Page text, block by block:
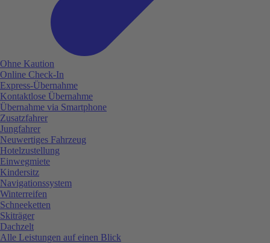
Ohne Kaution
Online Check-In
Express-Übernahme
Kontaktlose Übernahme
Übernahme via Smartphone
Zusatzfahrer
Jungfahrer
Neuwertiges Fahrzeug
Hotelzustellung
Einwegmiete
Kindersitz
Navigationssystem
Winterreifen
Schneeketten
Skiträger
Dachzelt
Alle Leistungen auf einen Blick